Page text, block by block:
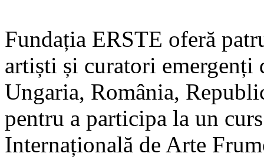
Fundația ERSTE oferă
artiști și curatori emergenți
Ungaria, România,
pentru a participa la un
Internațională de Arte